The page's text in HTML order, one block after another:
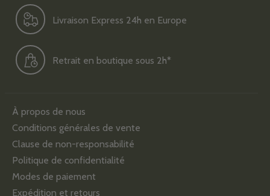
Livraison Express 24h en Europe
Retrait en boutique sous 2h*
À propos de nous
Conditions générales de vente
Clause de non-responsabilité
Politique de confidentialité
Modes de paiement
Expédition et retours